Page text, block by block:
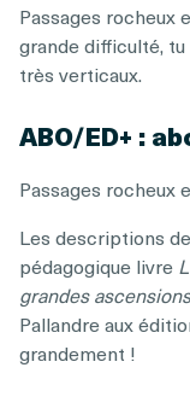
Passages rocheux
grande difficulté,
très verticaux.
ABO/ED+ :
Passages rocheux
Les descriptions
pédagogique livre
grandes
Pallandre aux
grandement !